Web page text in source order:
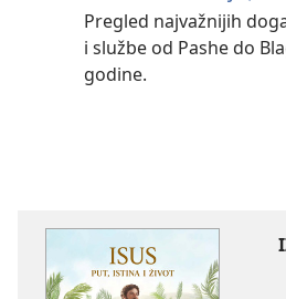
Pregled najvažnijih
i službe od Pashe do
godine.